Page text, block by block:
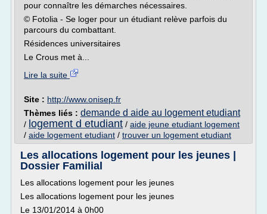
pour connaître les démarches nécessaires.
© Fotolia - Se loger pour un étudiant relève parfois du
parcours du combattant.
Résidences universitaires
Le Crous met à...
Lire la suite
Site : http://www.onisep.fr
Thèmes liés : demande d aide au logement etudiant
/ logement d etudiant / aide jeune etudiant logement
/ aide logement etudiant / trouver un logement etudiant
Les allocations logement pour les jeunes |
Dossier Familial
Les allocations logement pour les jeunes
Les allocations logement pour les jeunes
Le 13/01/2014 à 0h00